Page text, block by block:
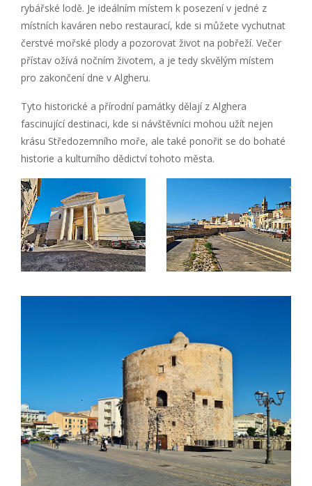
rybářské lodě. Je ideálním místem k posezení v jedné z
místních kaváren nebo restaurací, kde si můžete vychutnat
čerstvé mořské plody a pozorovat život na pobřeží. Večer
přístav ožívá nočním životem, a je tedy skvělým místem
pro zakončení dne v Algheru.
Tyto historické a přírodní památky dělají z Alghera
fascinující destinaci, kde si návštěvníci mohou užít nejen
krásu Středozemního moře, ale také ponořit se do bohaté
historie a kulturního dědictví tohoto města.